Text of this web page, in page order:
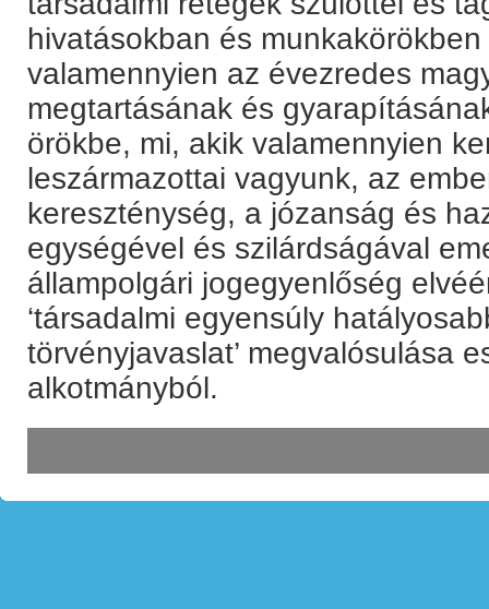
hivatásokban és
valamennyien az évezredes
megtartásának és
örökbe, mi, akik valamennyien
leszármazottai vagyunk, az
kereszténység, a józanság és
egységével és szilárdságával
állampolgári jogegyenlőség
‘társadalmi egyensúly
törvényjavaslat’ megvalósulása
alkotmányból.